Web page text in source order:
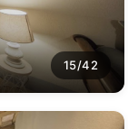
15/42